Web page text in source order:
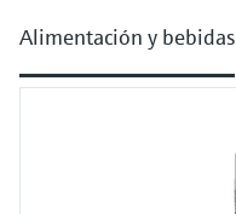
Alimentación y bebidas